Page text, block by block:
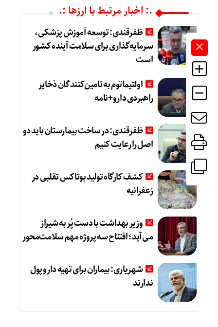
.: اخبار مرتبط با ارزها :.
ظفرقندی: توسعه آموزش پزشکی،
سرمایه‌گذاری برای سلامت آینده کشور
است
اولتیماتوم به تامین‌کنندگان ذخایر
راهبردی دارو+نامه
ظفرقندی: در ساخت بیمارستان باید دو
اصل را رعایت کنیم
کشف کارگاه تولید بوتاکس تقلبی در
زعفرانیه
وزیر بهداشت با دست پُر به شیراز
می‌آید؛ افتتاح سه پروژه مهم سلامت‌محور
شهریاری: بیماران برای تهیه دارو پول
ندارند